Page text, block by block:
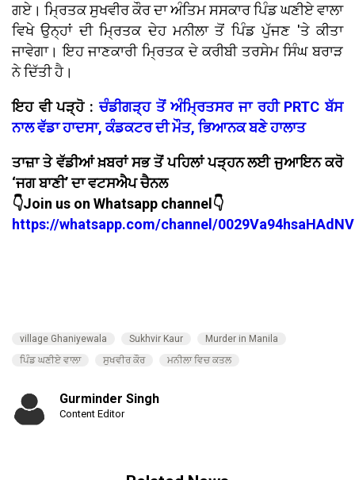
ਗਏ। ਮ੍ਰਿਤਕ ਸੁਖਵੀਰ ਕੌਰ ਦਾ ਅੰਤਿਮ ਸਸਕਾਰ ਪਿੰਡ ਘਣੀਏ ਵਾਲਾ
ਵਿਖੇ ਉਨ੍ਹਾਂ ਦੀ ਮ੍ਰਿਤਕ ਦੇਹ ਮਨੀਲਾ ਤੋਂ ਪਿੰਡ ਪੁੱਜਣ 'ਤੇ ਕੀਤਾ
ਜਾਵੇਗਾ। ਇਹ ਜਾਣਕਾਰੀ ਮ੍ਰਿਤਕ ਦੇ ਕਰੀਬੀ ਤਰਸੇਮ ਸਿੰਘ ਬਰਾੜ
ਨੇ ਦਿੱਤੀ ਹੈ।
ਇਹ ਵੀ ਪੜ੍ਹੋ :ਚੰਡੀਗੜ੍ਹ ਤੋਂ ਅੰਮ੍ਰਿਤਸਰ ਜਾ ਰਹੀ PRTC ਬੱਸ
ਨਾਲ ਵੱਡਾ ਹਾਦਸਾ, ਕੰਡਕਟਰ ਦੀ ਮੌਤ, ਭਿਆਨਕ ਬਣੇ ਹਾਲਾਤ
ਤਾਜ਼ਾ ਤੇ ਵੱਡੀਆਂ ਖ਼ਬਰਾਂ ਸਭ ਤੋਂ ਪਹਿਲਾਂ ਪੜ੍ਹਨ ਲਈ ਜੁਆਇਨ ਕਰੋ
‘ਜਗ ਬਾਣੀ’ ਦਾ ਵਟਸਐਪ ਚੈਨਲ
👇Join us on Whatsapp channel👇
https://whatsapp.com/channel/
village Ghaniyewala Sukhvir Kaur
Murder in Manila
ਪਿੰਡ ਘਣੀਏ ਵਾਲਾ
ਸੁਖਵੀਰ ਕੌਰ ਮਨੀਲਾ ਵਿਚ ਕਤਲ
Gurminder Singh
Content Editor